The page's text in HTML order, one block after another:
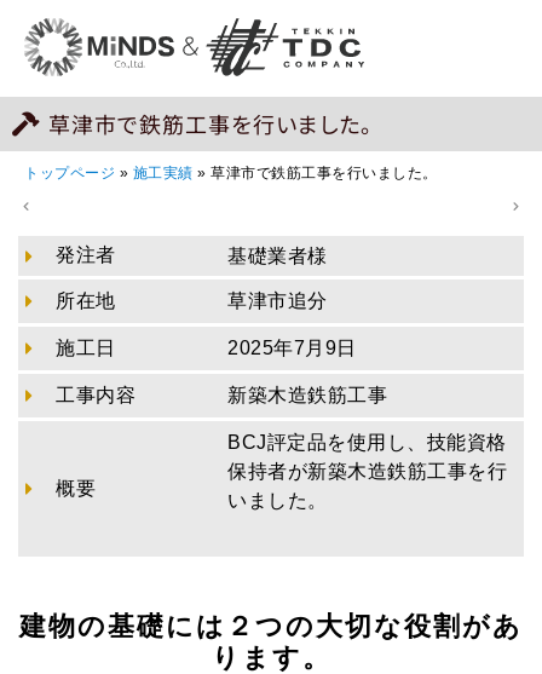
草津市で鉄筋工事を行いました。
トップページ » 施工実績 » 草津市で鉄筋工事を行いました。
発注者 基礎業者様
所在地 草津市追分
施工日 2025年7月9日
工事内容 新築木造鉄筋工事
概要
BCJ評定品を使用し、技能資格
保持者が新築木造鉄筋工事を行
いました。
建物の基礎には２つの大切な役割があ
ります。